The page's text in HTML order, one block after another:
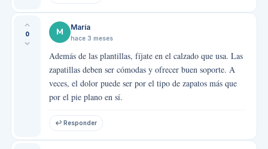
0 M María
hace 3 meses
Además de las plantillas, fíjate en el calzado que usa. Las
zapatillas deben ser cómodas y ofrecer buen soporte. A
veces, el dolor puede ser por el tipo de zapatos más que
por el pie plano en sí.
↩ Responder